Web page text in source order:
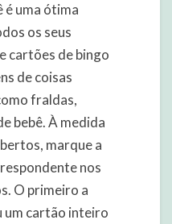
é uma ótima
os seus
cartões de bingo
de coisas
fraldas,
bebê. À medida
marque a
nos
O primeiro a
um cartão inteiro